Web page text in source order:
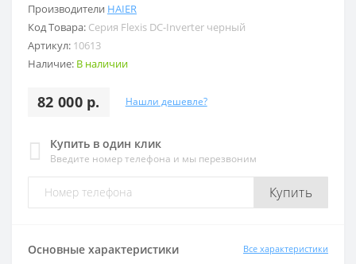
Производители HAIER
Код Товара: Серия Flexis DC-Inverter черный
Артикул: 10613
Наличие: В наличии
82 000 р. Нашли дешевле?
Купить в один клик
Введите номер телефона и мы перезвоним
Купить
Основные характеристики Все характеристики